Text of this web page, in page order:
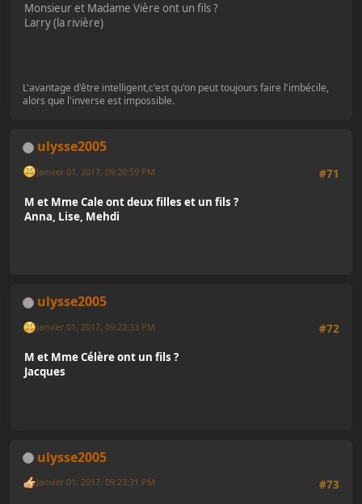
Monsieur et Madame Vière ont un fils ?
Larry (la rivière)
L'avantage d'être intelligent,c'est qu'on peut toujours faire l'imbécile,
alors que l'inverse est impossible.
ulysse2005
#71
Janvier 01, 2017, 09:20:59 PM
M et Mme Cale ont deux filles et un fils ?
Anna, Lise, Mehdi
ulysse2005
#72
Janvier 01, 2017, 09:22:33 PM
M et Mme Célère ont un fils ?
Jacques
ulysse2005
#73
Janvier 01, 2017, 09:23:31 PM